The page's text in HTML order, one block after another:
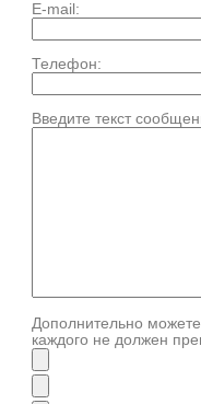
E-mail:
Телефон:
Введите текст
Дополнительно
каждого не должен